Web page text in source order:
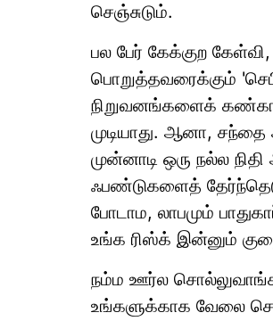
செஞ்சுடும்.
பல பேர் கேக்குற
பொறுத்தவரைக்கும்
நிறுவனங்களைக்
முடியாது. ஆனா, சந்தை
முன்னாடி ஒரு நல்ல
ஃபண்டுகளைத்
போடாம, லாபமும்
உங்க ரிஸ்க் இன்னும்
நம்ம ஊர்ல
உங்களுக்காக வேலை